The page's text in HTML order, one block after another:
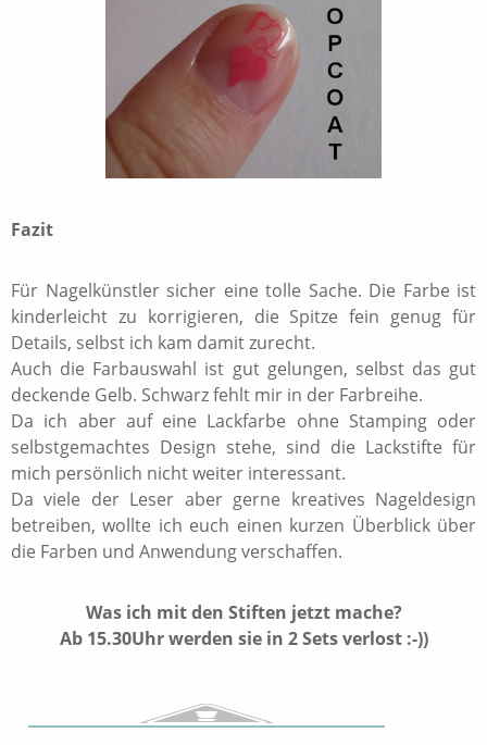
Fazit
Für Nagelkünstler sicher eine tolle Sache. Die Farbe ist
kinderleicht zu korrigieren, die Spitze fein genug für
Details, selbst ich kam damit zurecht.
Auch die Farbauswahl ist gut gelungen, selbst das gut
deckende Gelb. Schwarz fehlt mir in der Farbreihe.
Da ich aber auf eine Lackfarbe ohne Stamping oder
selbstgemachtes Design stehe, sind die Lackstifte für
mich persönlich nicht weiter interessant.
Da viele der Leser aber gerne kreatives Nageldesign
betreiben, wollte ich euch einen kurzen Überblick über
die Farben und Anwendung verschaffen.
Was ich mit den Stiften jetzt mache?
Ab 15.30Uhr werden sie in 2 Sets verlost :-))